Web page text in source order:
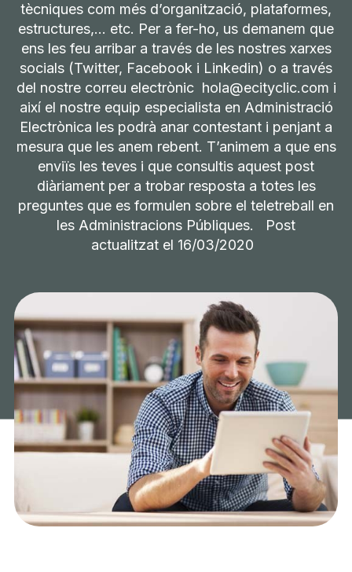
tècniques com més d’organització, plataformes,
estructures,... etc. Per a fer-ho, us demanem que
ens les feu arribar a través de les nostres xarxes
socials (Twitter, Facebook i Linkedin) o a través
del nostre correu electrònic hola@ecityclic.com i
així el nostre equip especialista en Administració
Electrònica les podrà anar contestant i penjant a
mesura que les anem rebent. T’animem a que ens
enviïs les teves i que consultis aquest post
diàriament per a trobar resposta a totes les
preguntes que es formulen sobre el teletreball en
les Administracions Públiques. Post
actualitzat el 16/03/2020